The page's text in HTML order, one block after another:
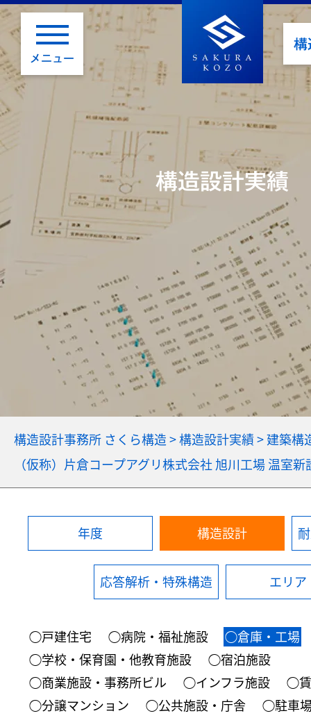
メニュー
構
構造設計実績
構造設計事務所 さくら構造>構造設計実績>建築構
（仮称）片倉コープアグリ株式会社 旭川工場 温室新
年度 構造設計
応答解析・特殊構造 エリア
◯戸建住宅 ◯病院・福祉施設
◯倉庫・工場
◯学校・保育園・他教育施設
◯宿泊施設
◯商業施設・事務所ビル
◯インフラ施設
◯賃
◯分譲マンション
◯公共施設・庁舎
◯駐車